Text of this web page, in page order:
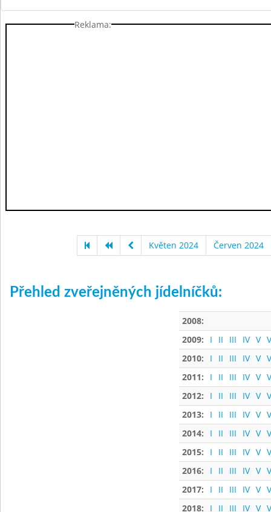
Reklama:
Květen 2024 Červen 2024
Přehled zveřejněných jídelníčků:
2008:
2009:
I II III IV V
2010:
I II III IV V
2011:
I II III IV V
2012:
I II III IV V
2013:
I II III IV V
2014:
I II III IV V
2015:
I II III IV V
2016:
I II III IV V
2017:
I II III IV V
2018:
I II III IV V